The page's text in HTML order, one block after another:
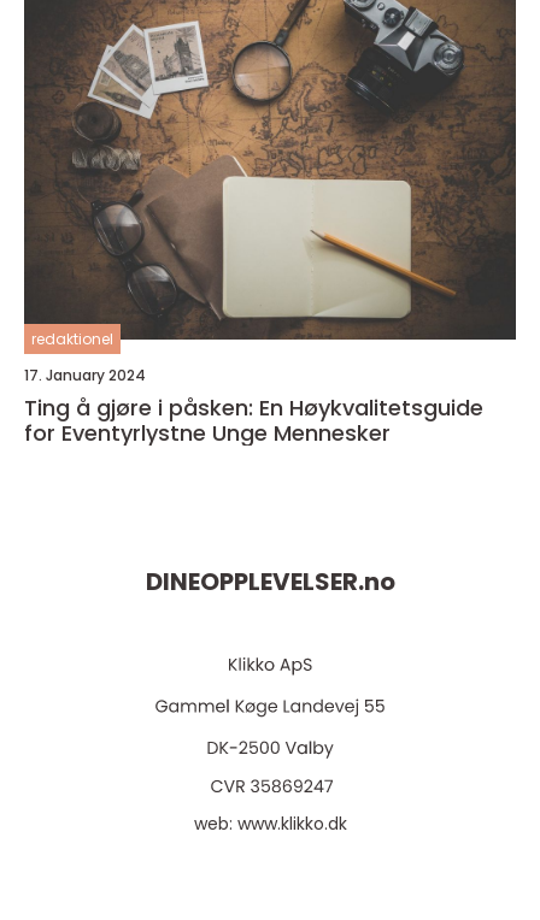
redaktionel
17. January 2024
Ting å gjøre i påsken: En Høykvalitetsguide
for Eventyrlystne Unge Mennesker
DINEOPPLEVELSER.no
web: www.klikko.dk